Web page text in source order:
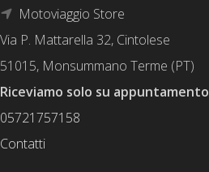
Motoviaggio Store
Via P. Mattarella 32, Cintolese
51015, Monsummano Terme (PT)
Riceviamo solo su appuntamento
05721757158
Contatti